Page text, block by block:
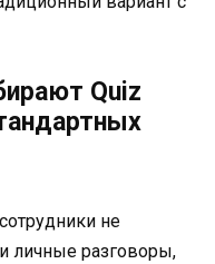
Quiz
сотрудники не
личные разговоры,